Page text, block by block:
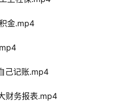
金.mp4
己记账.mp4
财务报表.mp4